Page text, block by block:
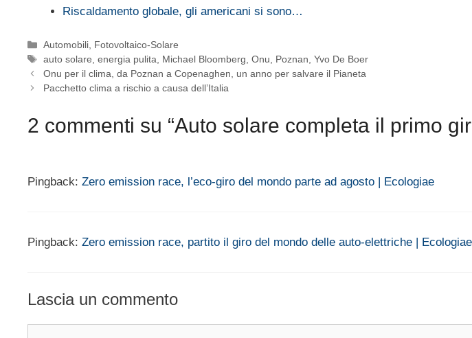
Riscaldamento globale, gli americani si sono…
Categorie
Automobili, Fotovoltaico-Solare
Tag
auto solare,energia pulita, Michael Bloomberg,Onu, Poznan,Yvo De Boer
Onu per il clima, da Poznan a Copenaghen, un anno per salvare il Pianeta
Pacchetto clima a rischio a causa dell’Italia
2 commenti su “Auto solare completa il primo
Pingback: Zero emission race, l’eco-giro del mondo parte ad agosto | Ecologiae
Pingback: Zero emission race, partito il giro del mondo delle auto-elettriche | Ecologiae
Lascia un commento